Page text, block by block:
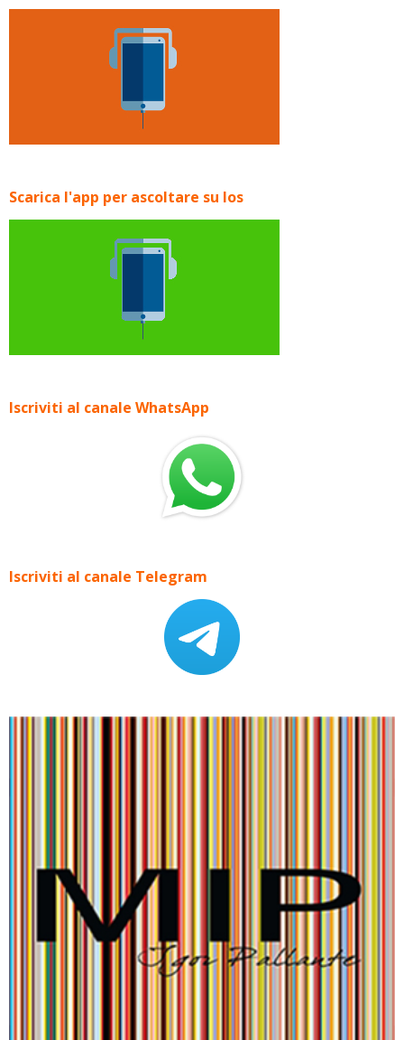
Scarica l'app per ascoltare su Ios
Iscriviti al canale WhatsApp
Iscriviti al canale Telegram